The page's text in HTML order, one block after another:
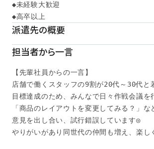
◆未経験大歓迎
◆高卒以上
派遣先の概要
担当者から一言
【先輩社員からの一言】
店舗で働くスタッフの9割が20代～30代と
目標達成のため、みんなで日々作戦会議を
「商品のレイアウトを変更してみる？」な
意見を出し合い、試行錯誤しています◎
やりがいがあり同世代の仲間も増え、楽し